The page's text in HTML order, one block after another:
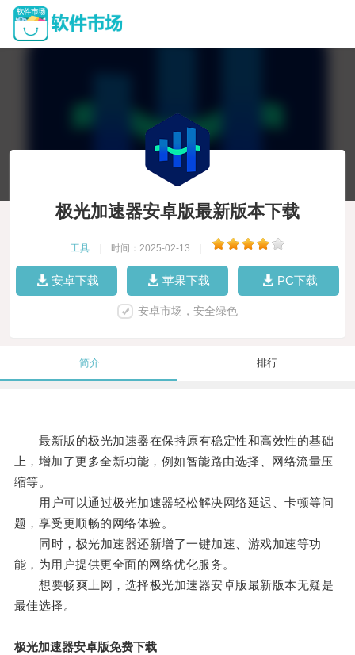
极光加速器安卓版最新版本下载
工具 时间：2025-02-13
安卓下载 苹果下载 PC下载
安卓市场，安全绿色
简介 排行
最新版的极光加速器在保持原有稳定性和高效性的基础
上，增加了更多全新功能，例如智能路由选择、网络流量压
缩等。
用户可以通过极光加速器轻松解决网络延迟、卡顿等问
题，享受更顺畅的网络体验。
同时，极光加速器还新增了一键加速、游戏加速等功
能，为用户提供更全面的网络优化服务。
想要畅爽上网，选择极光加速器安卓版最新版本无疑是
最佳选择。
极光加速器安卓版免费下载